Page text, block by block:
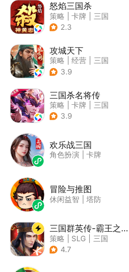
怒焰三国杀
策略 卡牌
三国
| 三国杀
2.3
攻城天下
策略 经营
三国
| 千人同屏
3.9
三国杀名将传
策略 卡牌
三国
| Q版
3.9
欢乐战三国
角色扮演 卡牌
冒险与推图
休闲益智 塔防
三国群英传-霸王之业
策略 SLG
三国
| 中国风
4.7